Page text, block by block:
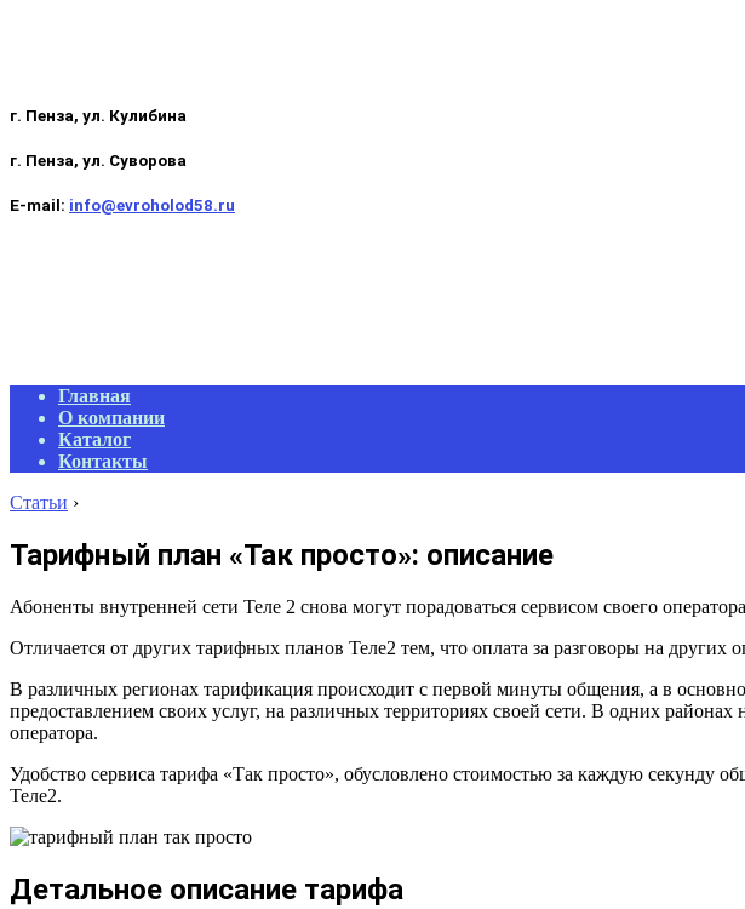
г. Пенза, ул. Кулибина
г. Пенза, ул. Суворова
E-mail: info@evroholod58.ru
Primary
Navigation
Menu
Главная
О компании
Каталог
Контакты
Статьи ›
Тарифный план «Так просто»: описание
Абоненты внутренней сети Теле 2 снова могут порадоваться сервисом своего
Отличается от других тарифных планов Теле2 тем, что оплата за разговоры на
В различных регионах тарификация происходит с первой минуты общения, а в
предоставлением своих услуг, на различных территориях своей сети. В одних
оператора.
Удобство сервиса тарифа «Так просто», обусловлено стоимостью за каждую секунду
Теле2.
Детальное описание тарифа